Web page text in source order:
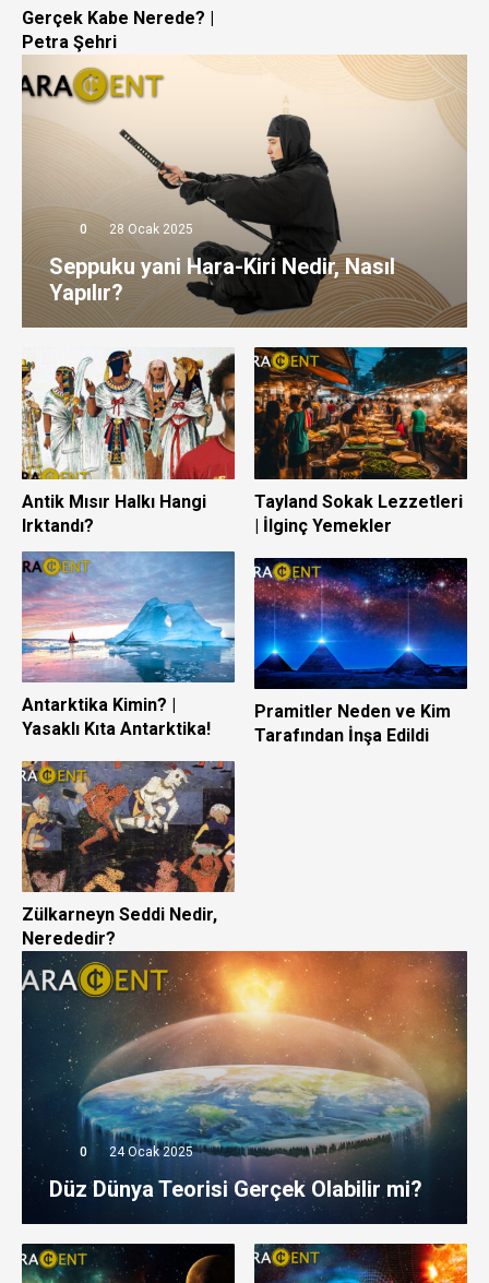
Gerçek Kabe Nerede? |
Petra Şehri
0 28 Ocak 2025
Seppuku yani Hara-Kiri Nedir, Nasıl
Yapılır?
Antik Mısır Halkı Hangi
Irktandı?
Tayland Sokak Lezzetleri
| İlginç Yemekler
Antarktika Kimin? |
Yasaklı Kıta Antarktika!
Pramitler Neden ve Kim
Tarafından İnşa Edildi
Zülkarneyn Seddi Nedir,
Nerededir?
0 24 Ocak 2025
Düz Dünya Teorisi Gerçek Olabilir mi?